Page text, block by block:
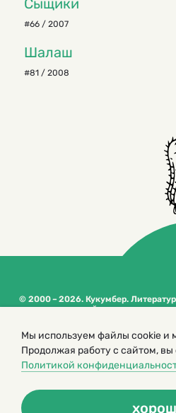
Сыщики
#66 / 2007
Шалаш
#81 / 2008
© 2000 – 2026. Кукумбер.
журнал для детей
сайта
Политика конфиденциальности
Мы используем файлы cookie и
Продолжая работу с сайтом, вы
Политикой